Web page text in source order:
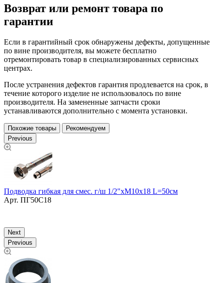
Возврат или ремонт товара по
гарантии
Если в гарантийный срок обнаружены дефекты, допущенные
по вине производителя, вы можете бесплатно
отремонтировать товар в специализированных сервисных
центрах.
После устранения дефектов гарантия продлевается на срок, в
течение которого изделие не использовалось по вине
производителя. На замененные запчасти сроки
устанавливаются дополнительно с момента установки.
Похожие товары
Рекомендуем
Previous
Подводка гибкая для смес. г/ш 1/2"хМ10х18 L=50см
Арт. ПГ50С18
Next
Previous